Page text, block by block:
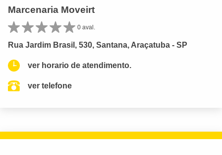
Marcenaria Moveirt
0 aval.
Rua Jardim Brasil, 530, Santana, Araçatuba - SP
ver horario de atendimento.
ver telefone